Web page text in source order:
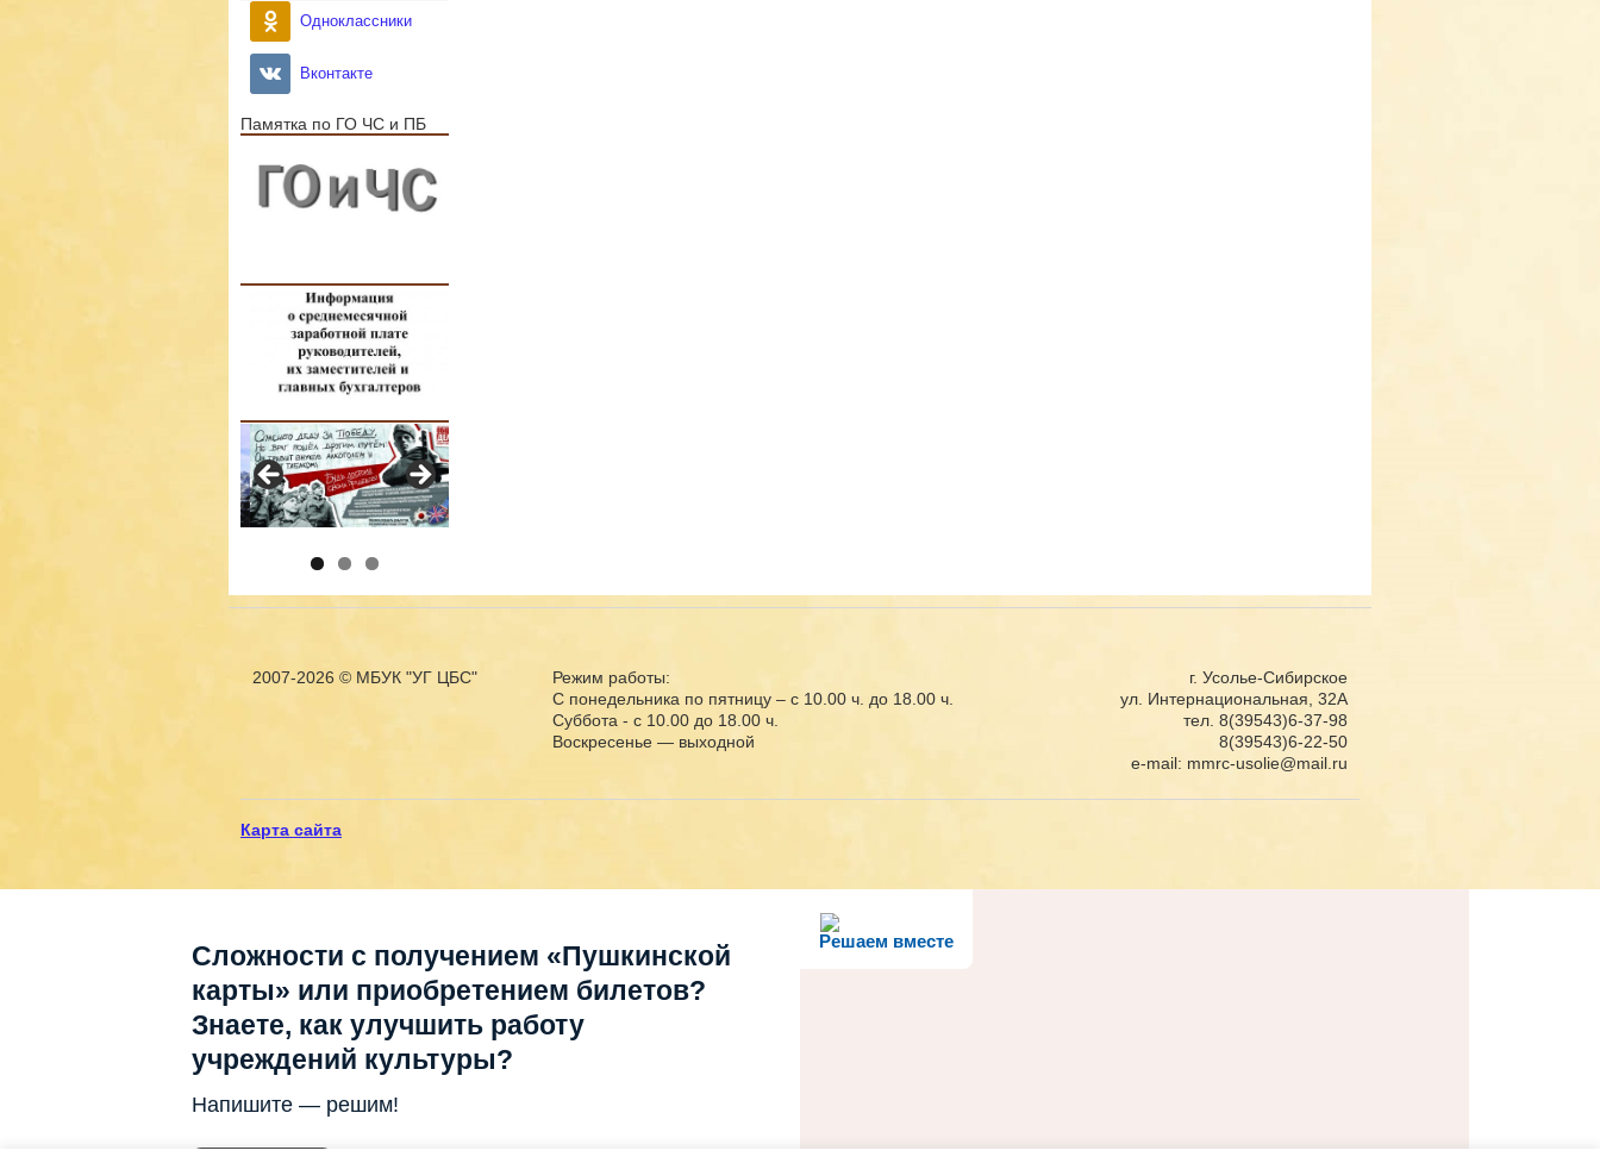
Одноклассники
Вконтакте
Памятка по ГО ЧС и ПБ
2007-2026 © МБУК "УГ ЦБС"
Режим работы:
С понедельника по пятницу – с 10.00 ч. до 18.00 ч.
Суббота - с 10.00 до 18.00 ч.
Воскресенье — выходной
г. Усолье-Сибирское
ул. Интернациональная, 32А
тел. 8(39543)6-37-98
8(39543)6-22-50
e-mail: mmrc-usolie@mail.ru
Карта сайта
Решаем вместе
Сложности с получением «Пушкинской
карты» или приобретением билетов?
Знаете, как улучшить работу
учреждений культуры?
Напишите — решим!